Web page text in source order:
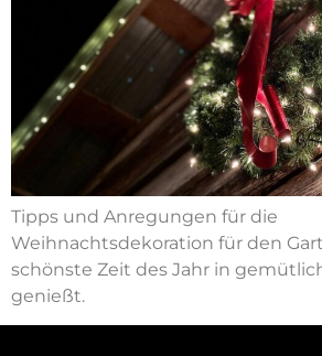
Tipps und Anregungen für die
Weihnachtsdekoration für den
schönste Zeit des Jahr in
genießt.